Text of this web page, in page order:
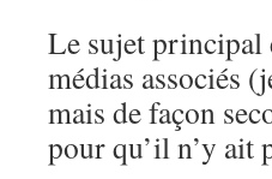
Le sujet principal
médias associés
mais de façon
pour qu’il n’y ait